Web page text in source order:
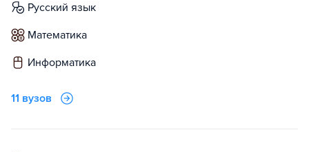
русский язык
математика
информатика
11 вузов